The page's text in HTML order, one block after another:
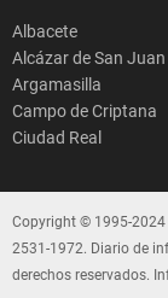
Albacete
Alcázar de San Juan
Argamasilla
Campo de Criptana
Ciudad Real
Copyright © 1995-2024
2531-1972. Diario de
derechos reservados.